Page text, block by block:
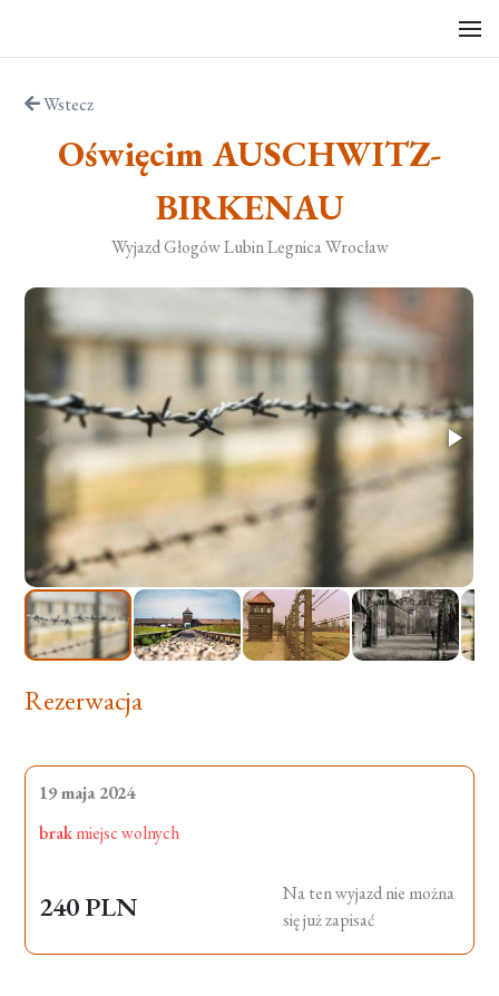
Wstecz
Oświęcim AUSCHWITZ-
BIRKENAU
Wyjazd Głogów Lubin Legnica Wrocław
Rezerwacja
19 maja 2024
brakmiejsc wolnych
240 PLN
Na ten wyjazd nie można
się już zapisać